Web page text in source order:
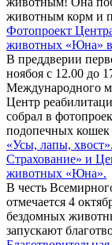
животным корм и
Фотопроект
животных «Юна» в
В преддверии
ноябоя с 12.00 до
Международного
Центр
собрал в
подопечных кошек
«Усы, лапы,
Страхование» и
животных «Юна».
В честь
отмечается 4
бездомных
запускают